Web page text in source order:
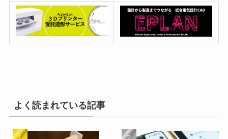
よく読まれている記事